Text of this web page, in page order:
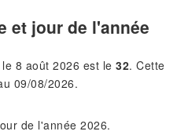
et jour de l'année
8 août 2026 est le 32. Cette
09/08/2026.
de l'année 2026.